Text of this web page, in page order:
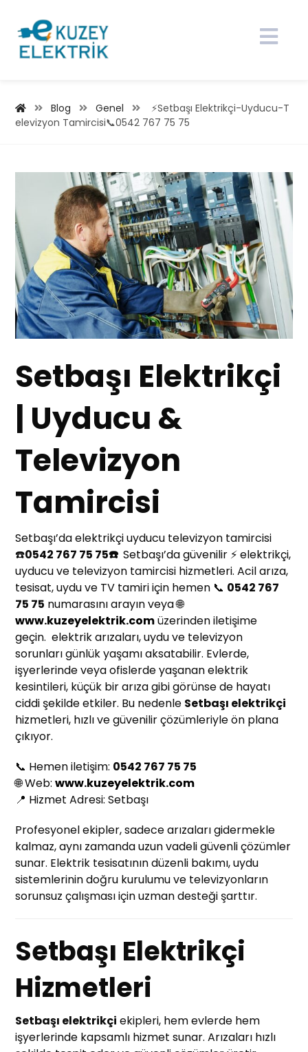
Blog Genel
⚡Setbaşı Elektrikçi-Uyducu-T
elevizyon Tamircisi📞0542 767 75 75
Setbaşı Elektrikçi
| Uyducu &
Televizyon
Tamircisi
Setbaşı’da elektrikçi uyducu televizyon tamircisi
☎️0542 767 75 75☎️ Setbaşı’da güvenilir ⚡ elektrikçi,
uyducu ve televizyon tamircisi hizmetleri. Acil arıza,
tesisat, uydu ve TV tamiri için hemen 📞 0542 767
75 75 numarasını arayın veya 🌐
www.kuzeyelektrik.comüzerinden iletişime
geçin. elektrik arızaları, uydu ve televizyon
sorunları günlük yaşamı aksatabilir. Evlerde,
işyerlerinde veya ofislerde yaşanan elektrik
kesintileri, küçük bir arıza gibi görünse de hayatı
ciddi şekilde etkiler. Bu nedenle Setbaşı elektrikçi
hizmetleri, hızlı ve güvenilir çözümleriyle ön plana
çıkıyor.
📞 Hemen iletişim: 0542 767 75 75
🌐 Web:www.kuzeyelektrik.com
📍 Hizmet Adresi: Setbaşı
Profesyonel ekipler, sadece arızaları gidermekle
kalmaz, aynı zamanda uzun vadeli güvenli çözümler
sunar. Elektrik tesisatının düzenli bakımı, uydu
sistemlerinin doğru kurulumu ve televizyonların
sorunsuz çalışması için uzman desteği şarttır.
Setbaşı Elektrikçi
Hizmetleri
Setbaşı elektrikçi ekipleri, hem evlerde hem
işyerlerinde kapsamlı hizmet sunar. Arızaları hızlı